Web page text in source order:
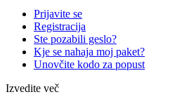
Prijavite se
Registracija
Ste pozabili geslo?
Kje se nahaja moj paket?
Unovčite kodo za popust
Izvedite več